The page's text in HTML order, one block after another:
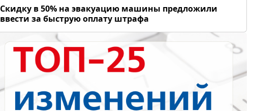
Скидку в 50% на эвакуацию машины предложили
ввести за быструю оплату штрафа